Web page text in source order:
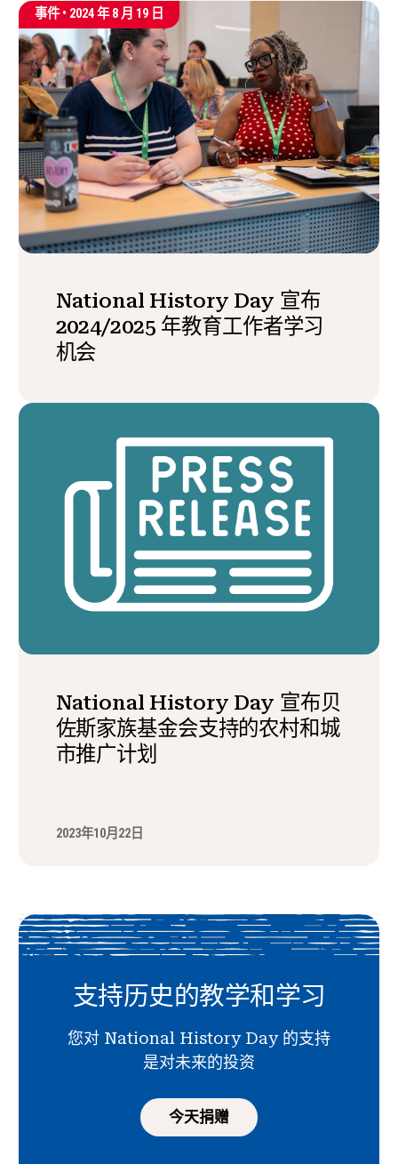
事件 • 2024 年 8 月 19 日
National History Day 宣布
2024/2025 年教育工作者学习
机会
National History Day 宣布贝
佐斯家族基金会支持的农村和城
市推广计划
2023年10月22日
支持历史的教学和学习
您对 National History Day 的支持
是对未来的投资
今天捐赠